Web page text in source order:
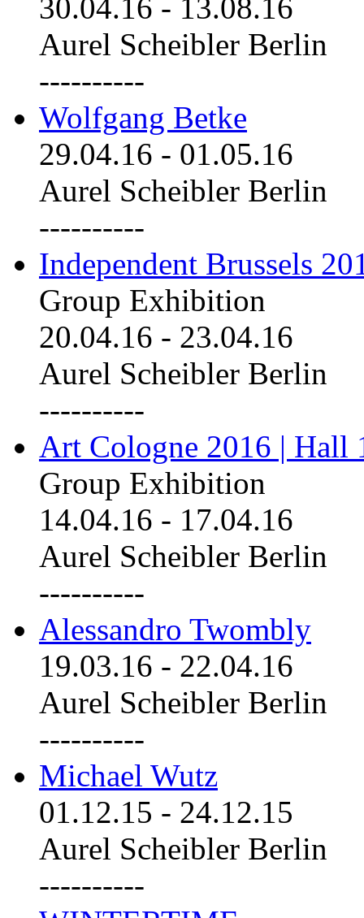
30.04.16 - 13.08.16
Aurel Scheibler Berlin
----------
Wolfgang Betke
29.04.16 - 01.05.16
Aurel Scheibler Berlin
----------
Independent Brussels
Group Exhibition
20.04.16 - 23.04.16
Aurel Scheibler Berlin
----------
Art Cologne 2016 | Hall
Group Exhibition
14.04.16 - 17.04.16
Aurel Scheibler Berlin
----------
Alessandro Twombly
19.03.16 - 22.04.16
Aurel Scheibler Berlin
----------
Michael Wutz
01.12.15 - 24.12.15
Aurel Scheibler Berlin
----------